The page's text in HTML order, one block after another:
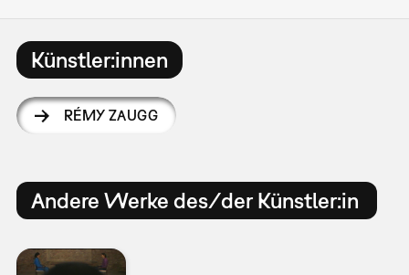
Künstler:innen
RÉMY ZAUGG
Andere Werke des/der Künstler:in